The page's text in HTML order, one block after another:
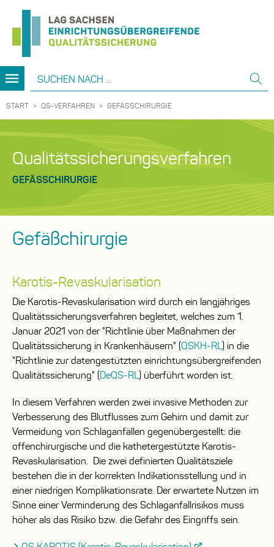
LAG
Sachsen
-
Einrichtungsübergreifende
Qualitätssicherung
START QS-VERFAHREN GEFÄSSCHIRURGIE
Qualitätssicherungsverfahren
GEFÄSSCHIRURGIE
Gefäßchirurgie
Karotis-Revaskularisation
Die Karotis-Revaskularisation wird durch ein langjähriges
Qualitätssicherungsverfahren begleitet, welches zum 1.
Januar 2021 von der "Richtlinie über Maßnahmen der
Qualitätssicherung in Krankenhäusern" (QSKH-RL) in die
"Richtlinie zur datengestützten einrichtungsübergreifenden
Qualitätssicherung" (DeQS-RL) überführt worden ist.
In diesem Verfahren werden zwei invasive Methoden zur
Verbesserung des Blutflusses zum Gehirn und damit zur
Vermeidung von Schlaganfällen gegenübergestellt: die
offen­chirurgische und die kathetergestützte Karotis-
Revaskularisation. Die zwei definierten Qualitätsziele
bestehen die in der korrekten Indikationsstellung und in
einer niedrigen Komplikationsrate. Der erwartete Nutzen im
Sinne einer Verminderung des Schlaganfallrisikos muss
höher als das Risiko bzw. die Gefahr des Eingriffs sein.